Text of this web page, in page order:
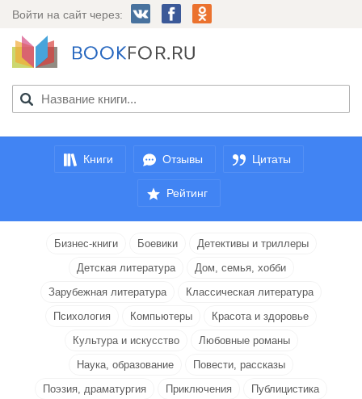
Войти на сайт через:
Книги Отзывы Цитаты
Рейтинг
Бизнес-книги Боевики
Детективы и триллеры
Детская литература
Дом, семья, хобби
Зарубежная литература
Классическая литература
Психология
Компьютеры
Красота и здоровье
Культура и искусство
Любовные романы
Наука, образование
Повести, рассказы
Поэзия, драматургия
Приключения
Публицистика